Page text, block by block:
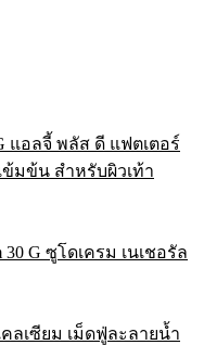
แอลจี้ พลัส ดี แฟตเตอร์
ข้มข้น สำหรับผิวเท้า
30 G ซูโดเครม เนเชอรัล
คลเซียม เม็ดฟู่ละลายน้ำ